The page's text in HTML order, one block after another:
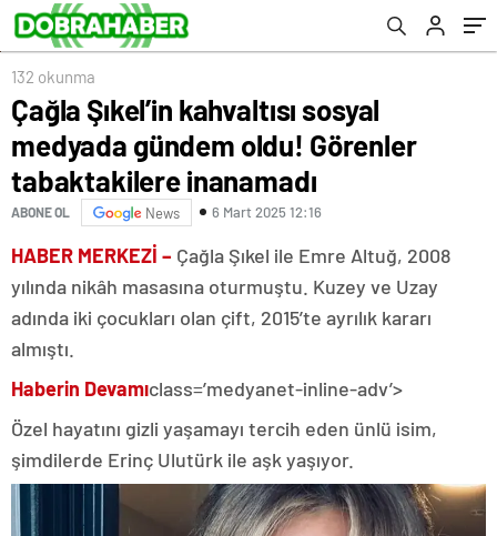
inanamadı
132 okunma
Çağla Şıkel’in kahvaltısı sosyal
medyada gündem oldu! Görenler
tabaktakilere inanamadı
ABONE OL News 6 Mart 2025 12:16
HABER MERKEZİ – Çağla Şıkel ile Emre Altuğ, 2008
yılında nikâh masasına oturmuştu. Kuzey ve Uzay
adında iki çocukları olan çift, 2015’te ayrılık kararı
almıştı.
Haberin Devamıclass=’medyanet-inline-adv’>
Özel hayatını gizli yaşamayı tercih eden ünlü isim,
şimdilerde Erinç Ulutürk ile aşk yaşıyor.